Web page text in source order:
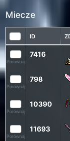
Miecze
ID
Porównaj
7416
Porównaj
798
Porównaj
10390
Porównaj
11693